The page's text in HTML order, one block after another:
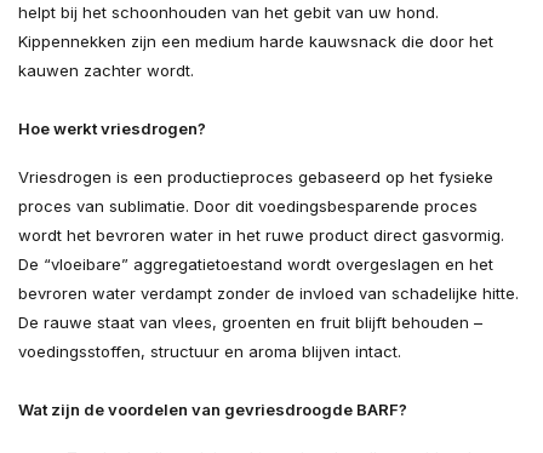
helpt bij het schoonhouden van het gebit van uw hond.
Kippennekken zijn een medium harde kauwsnack die door het
kauwen zachter wordt.
Hoe werkt vriesdrogen?
Vriesdrogen is een productieproces gebaseerd op het fysieke
proces van sublimatie. Door dit voedingsbesparende proces
wordt het bevroren water in het ruwe product direct gasvormig.
De “vloeibare” aggregatietoestand wordt overgeslagen en het
bevroren water verdampt zonder de invloed van schadelijke hitte.
De rauwe staat van vlees, groenten en fruit blijft behouden –
voedingsstoffen, structuur en aroma blijven intact.
Wat zijn de voordelen van gevriesdroogde BARF?